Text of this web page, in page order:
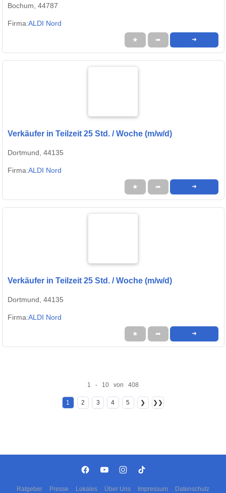
Bochum, 44787
Firma:ALDI Nord
★ ➦ ➜
Verkäufer in Teilzeit 25 Std. / Woche (m/w/d)
Dortmund, 44135
Firma:ALDI Nord
★ ➦ ➜
Verkäufer in Teilzeit 25 Std. / Woche (m/w/d)
Dortmund, 44135
Firma:ALDI Nord
★ ➦ ➜
1 - 10 von 408
1 2 3 4 5 ❯ ❯❯
Ratgeber Presse Lokales Über Uns Impressum Datenschutz